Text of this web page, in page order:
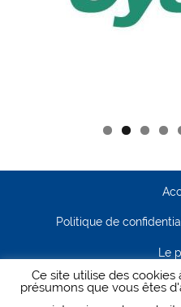
Politique de
Le
Ce site utilise des cookies
présumons que vous êtes